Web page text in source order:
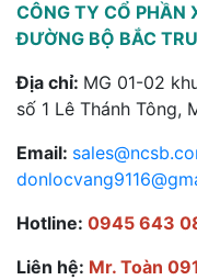
CÔNG TY CỔ PHẦN
ĐƯỜNG BỘ BẮC
Địa chỉ: MG 01-02
số 1 Lê Thánh Tông,
Email:
Hotline: 0945 643
Liên hệ: Mr. Toàn